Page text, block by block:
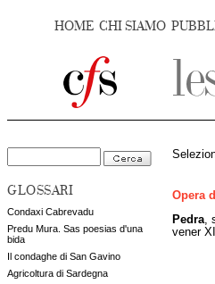
HOME CHI SIAMO
GLOSSARI
Condaxi Cabrevadu
Predu Mura. Sas poesias d'una
bida
Il condaghe di San Gavino
Agricoltura di Sardegna
Opera
Pedra
vener